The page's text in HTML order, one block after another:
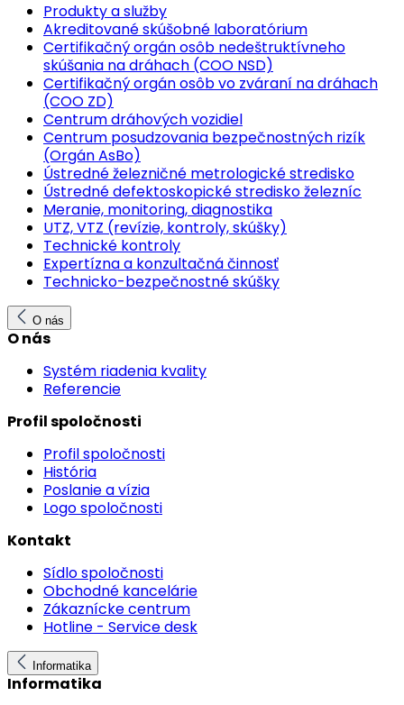
Produkty a služby
Akreditované skúšobné laboratórium
Certifikačný orgán osôb nedeštruktívneho
skúšania na dráhach (COO NSD)
Certifikačný orgán osôb vo zváraní na dráhach
(COO ZD)
Centrum dráhových vozidiel
Centrum posudzovania bezpečnostných rizík
(Orgán AsBo)
Ústredné železničné metrologické stredisko
Ústredné defektoskopické stredisko železníc
Meranie, monitoring, diagnostika
UTZ, VTZ (revízie, kontroly, skúšky)
Technické kontroly
Expertízna a konzultačná činnosť
Technicko-bezpečnostné skúšky
O nás
O nás
Systém riadenia kvality
Referencie
Profil spoločnosti
Profil spoločnosti
História
Poslanie a vízia
Logo spoločnosti
Kontakt
Sídlo spoločnosti
Obchodné kancelárie
Zákaznícke centrum
Hotline - Service desk
Informatika
Informatika